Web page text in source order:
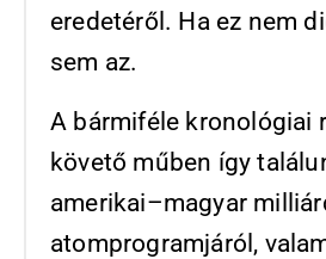
eredetéről. Ha ez nem
sem az.
A bármiféle kronológiai
követő műben így
amerikai–magyar
atomprogramjáról,